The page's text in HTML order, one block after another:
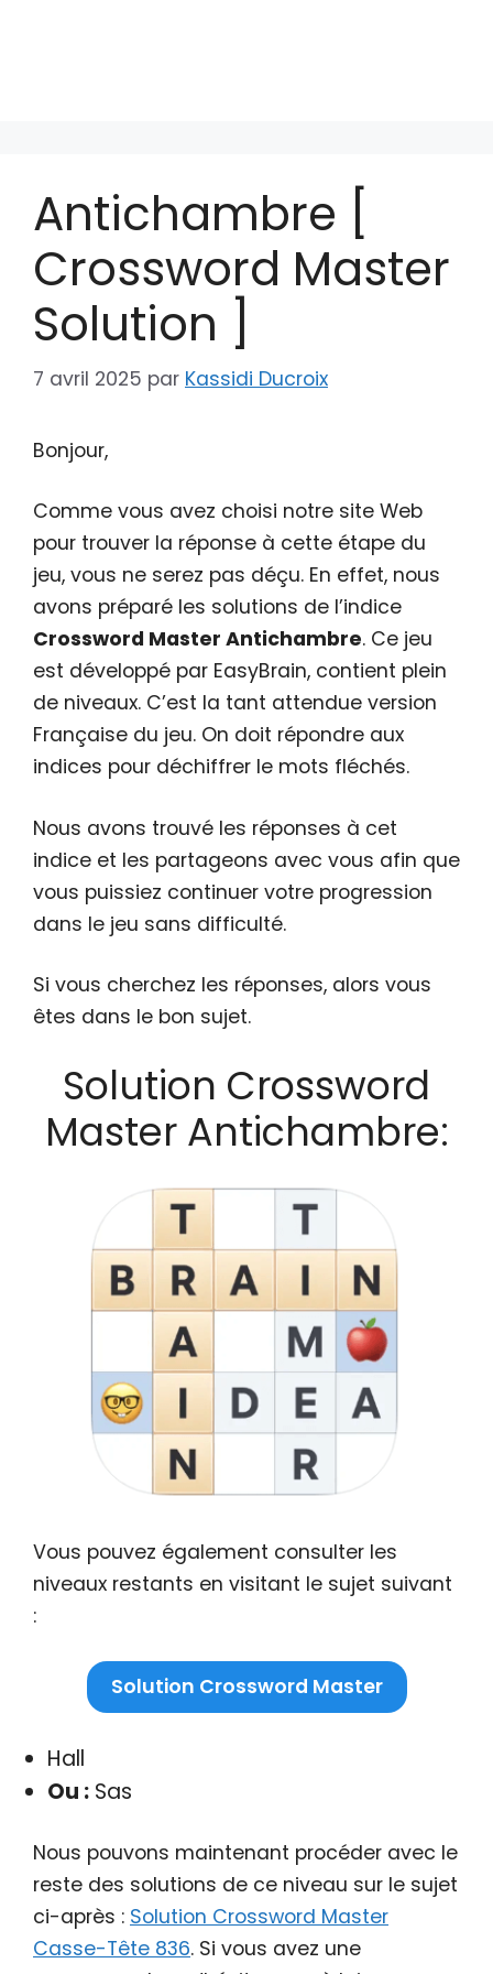
Antichambre [
Crossword Master
Solution ]
7 avril 2025 par Kassidi Ducroix
Bonjour,
Comme vous avez choisi notre site Web
pour trouver la réponse à cette étape du
jeu, vous ne serez pas déçu. En effet, nous
avons préparé les solutions de l’indice
Crossword Master Antichambre. Ce jeu
est développé par EasyBrain, contient plein
de niveaux. C’est la tant attendue version
Française du jeu. On doit répondre aux
indices pour déchiffrer le mots fléchés.
Nous avons trouvé les réponses à cet
indice et les partageons avec vous afin que
vous puissiez continuer votre progression
dans le jeu sans difficulté.
Si vous cherchez les réponses, alors vous
êtes dans le bon sujet.
Solution Crossword
Master Antichambre:
Vous pouvez également consulter les
niveaux restants en visitant le sujet suivant
:
Solution Crossword Master
Hall
Ou :Sas
Nous pouvons maintenant procéder avec le
reste des solutions de ce niveau sur le sujet
ci-après : Solution Crossword Master
Casse-Tête 836. Si vous avez une